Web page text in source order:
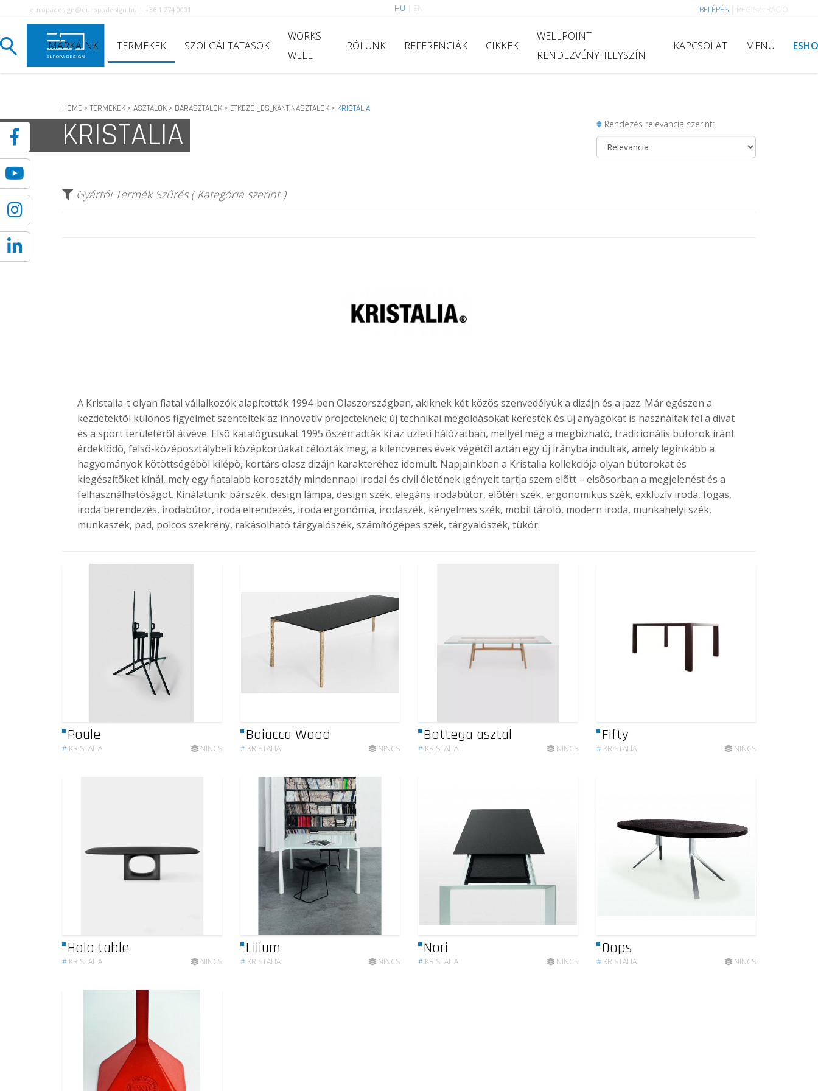
europadesign@europadesign.hu | +36 1 274 0001 HU EN BELÉPÉS REGISZTRÁCIÓ
MÁRKÁINK TERMÉKEK SZOLGÁLTATÁSOK
WORKS
WELL
RÓLUNK REFERENCIÁK CIKKEK
WELLPOINT
RENDEZVÉNYHELYSZÍN
KAPCSOLAT MENU
HOME > TERMEKEK > ASZTALOK > BARASZTALOK > ETKEZO-_ES_KANTINASZTALOK > KRISTALIA
KRISTALIA Rendezés relevancia szerint:
Gyártói Termék Szűrés ( Kategória szerint )
A Kristalia-t olyan fiatal vállalkozók alapították 1994-ben Olaszországban, akiknek két közös szenvedélyük a dizájn és a jazz. Már egészen a
kezdetektõl különös figyelmet szenteltek az innovatív projecteknek; új technikai megoldásokat kerestek és új anyagokat is használtak fel a divat
és a sport területérõl átvéve. Elsõ katalógusukat 1995 õszén adták ki az üzleti hálózatban, mellyel még a megbízható, tradícionális bútorok iránt
érdeklõdõ, felsõ-középosztálybeli középkorúakat célozták meg, a kilencvenes évek végétõl aztán egy új irányba indultak, amely leginkább a
hagyományok kötöttségébõl kilépõ, kortárs olasz dizájn karakteréhez idomult. Napjainkban a Kristalia kollekciója olyan bútorokat és
kiegészítõket kínál, mely egy fiatalabb korosztály mindennapi irodai és civil életének igényeit tartja szem elõtt – elsõsorban a megjelenést és a
felhasználhatóságot. Kínálatunk: bárszék, design lámpa, design szék, elegáns irodabútor, elõtéri szék, ergonomikus szék, exkluzív iroda, fogas,
iroda berendezés, irodabútor, iroda elrendezés, iroda ergonómia, irodaszék, kényelmes szék, mobil tároló, modern iroda, munkahelyi szék,
munkaszék, pad, polcos szekrény, rakásolható tárgyalószék, számítógépes szék, tárgyalószék, tükör.
Poule
# KRISTALIA NINCS
Boiacca Wood
# KRISTALIA NINCS
Bottega asztal
# KRISTALIA NINCS
Fifty
# KRISTALIA NINCS
Holo table
# KRISTALIA NINCS
Lilium
# KRISTALIA NINCS
Nori
# KRISTALIA NINCS
Oops
# KRISTALIA NINCS